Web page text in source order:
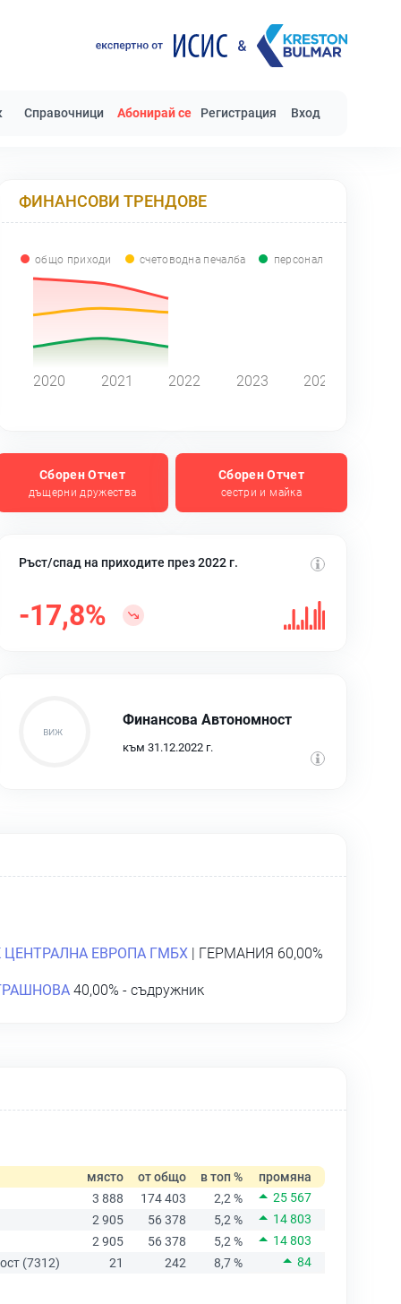
Справочници Абонирай се Регистрация Вход
ФИНАНСОВИ ТРЕНДОВЕ
общо приходи счетоводна печалба персонал
2020 2021 2022 2023 2024
Сборен Отчет
дъщерни дружества
Сборен Отчет
сестри и майка
Ръст/спад на приходите през 2022 г.
-17,8%
Финансова Автономност
към 31.12.2022 г.
ЕВРОПА ГМБХ | ГЕРМАНИЯ 60,00%
40,00% - съдружник
място от общо в топ %
промяна
3 888
174 403 2,2 %
25 567
2 905
56 378 5,2 %
14 803
2 905
56 378 5,2 %
14 803
(7312)
21 242 8,7 % 84